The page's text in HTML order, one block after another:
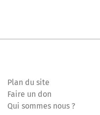
Plan du site
Faire un don
Qui sommes nous ?